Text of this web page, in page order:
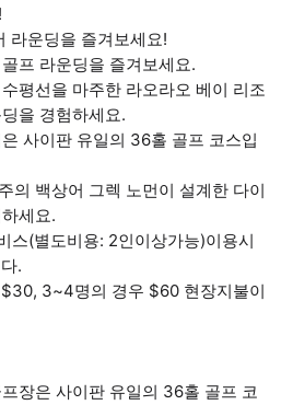
라운딩을 즐겨보세요!
프 라운딩을 즐겨보세요.
평선을 마주한 라오라오 베이 리조
을 경험하세요.
사이판 유일의 36홀 골프 코스입
의 백상어 그렉 노먼이 설계한 다이
세요.
(별도비용: 2인이상가능)이용시
.
3~4명의 경우 $60 현장지불이
장은 사이판 유일의 36홀 골프 코